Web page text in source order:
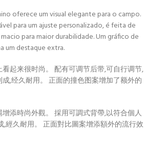
oferece um visual elegante para o campo.
para um ajuste personalizado, é feita de
para maior durabilidade. Um gráfico de
um destaque extra.
起来很时尚。 配有可调节后带,可自行调节,
,经久耐用。 正面的撞色图案增加了额外的
添時尚外觀。 採用可調式背帶,以符合個人
,經久耐用。 正面對比圖案增添額外的流行效